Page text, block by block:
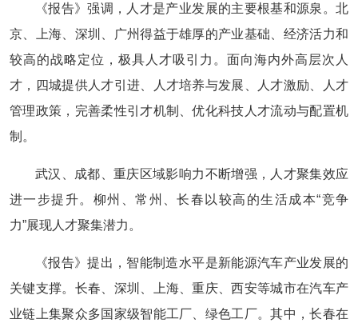
《报告》强调，人才是产业发展的主要根基和源泉。北
京、上海、深圳、广州得益于雄厚的产业基础、经济活力和
较高的战略定位，极具人才吸引力。面向海内外高层次人
才，四城提供人才引进、人才培养与发展、人才激励、人才
管理政策，完善柔性引才机制、优化科技人才流动与配置机
制。
武汉、成都、重庆区域影响力不断增强，人才聚集效应
进一步提升。柳州、常州、长春以较高的生活成本“竞争
力”展现人才聚集潜力。
《报告》提出，智能制造水平是新能源汽车产业发展的
关键支撑。长春、深圳、上海、重庆、西安等城市在汽车产
业链上集聚众多国家级智能工厂、绿色工厂。其中，长春在